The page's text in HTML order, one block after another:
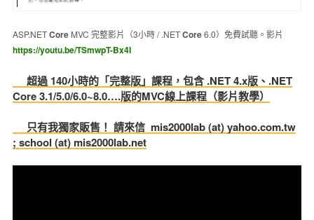
ASP.NETCoreMVC 完整影片（3小時 / .NETCore6.0）免費試聽。影片
https://youtu.be/TSmwpT-Bx4I
超過 140小時的「完整版」課程，包含 .NET 4.x版、.NET
Core 3.1/5.0/6.0~8.0….版的MVC線上課程（影片教學）
只有我獨家販售！ 請來信 mis2000lab (at) yahoo.com.tw
; school (at) mis2000lab.net